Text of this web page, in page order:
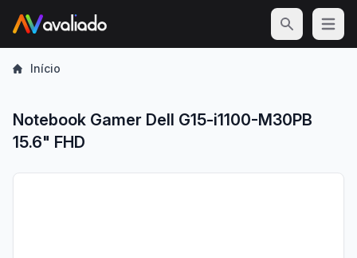
Open
Início
Notebook Gamer Dell G15-i1100-M30PB
15.6" FHD